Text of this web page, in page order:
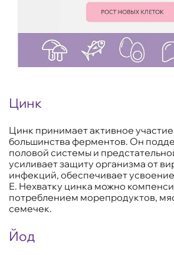
Цинк
Цинк принимает активное участие
большинства ферментов. Он
половой системы и
усиливает защиту организма от
инфекций, обеспечивает
Е. Нехватку цинка можно
потреблением морепродуктов,
семечек.
Йод